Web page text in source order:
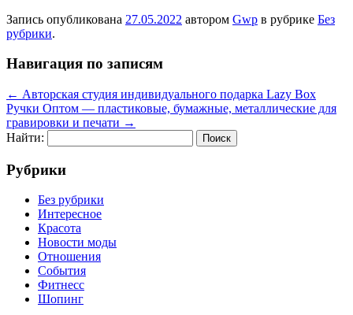
Запись опубликована 27.05.2022 автором Gwp в рубрике Без
рубрики.
Навигация по записям
← Авторская студия индивидуального подарка Lazy Box
Ручки Оптом — пластиковые, бумажные, металлические для
гравировки и печати →
Найти:
Рубрики
Без рубрики
Интересное
Красота
Новости моды
Отношения
События
Фитнесс
Шопинг